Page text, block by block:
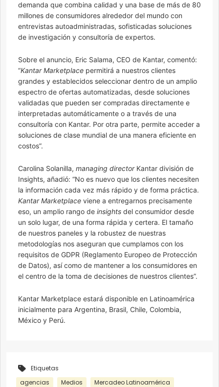
demanda que combina calidad y una base de más de 80
millones de consumidores alrededor del mundo con
entrevistas autoadministradas, sofisticadas soluciones
de investigación y consultoría de expertos.
Sobre el anuncio, Eric Salama, CEO de Kantar, comentó:
“Kantar Marketplace permitirá a nuestros clientes
grandes y establecidos seleccionar dentro de un amplio
espectro de ofertas automatizadas, desde soluciones
validadas que pueden ser compradas directamente e
interpretadas automáticamente o a través de una
consultoría con Kantar. Por otra parte, permite acceder a
soluciones de clase mundial de una manera eficiente en
costos”.
Carolina Solanilla, managing directorKantar división de
Insights, añadió: “No es nuevo que los clientes necesiten
la información cada vez más rápido y de forma práctica.
Kantar Marketplace viene a entregarnos precisamente
eso, un amplio rango de insights del consumidor desde
un solo lugar, de una forma rápida y certera. El tamaño
de nuestros paneles y la robustez de nuestras
metodologías nos aseguran que cumplamos con los
requisitos de GDPR (Reglamento Europeo de Protección
de Datos), así como de mantener a los consumidores en
el centro de la toma de decisiones de nuestros clientes”.
Kantar Marketplace estará disponible en Latinoamérica
inicialmente para Argentina, Brasil, Chile, Colombia,
México y Perú.
Etiquetas
agencias
Medios Mercadeo Latinoamérica